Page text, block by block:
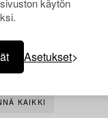
Asetukset
KAIKKI